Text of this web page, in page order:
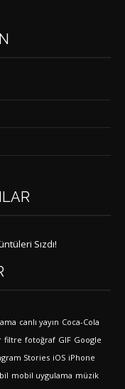
Sızdı!
canlı yayın Coca-Cola
filtre fotoğraf GIF Google
Stories iOS iPhone
mobil uygulama müzik